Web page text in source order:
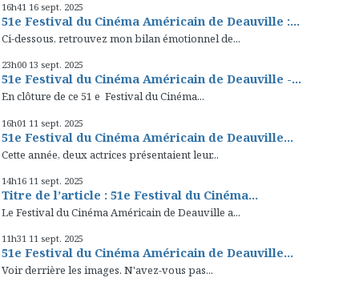
16h41 16 sept. 2025
51e Festival du Cinéma Américain de Deauville :...
Ci-dessous, retrouvez mon bilan émotionnel de...
23h00 13 sept. 2025
51e Festival du Cinéma Américain de Deauville -...
En clôture de ce 51 e Festival du Cinéma...
16h01 11 sept. 2025
51e Festival du Cinéma Américain de Deauville...
Cette année, deux actrices présentaient leur...
14h16 11 sept. 2025
Titre de l’article : 51e Festival du Cinéma...
Le Festival du Cinéma Américain de Deauville a...
11h31 11 sept. 2025
51e Festival du Cinéma Américain de Deauville...
Voir derrière les images. N'avez-vous pas...